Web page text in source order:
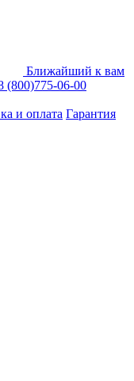
Ближайший к вам
(800)775-06-00
и оплата Гарантия